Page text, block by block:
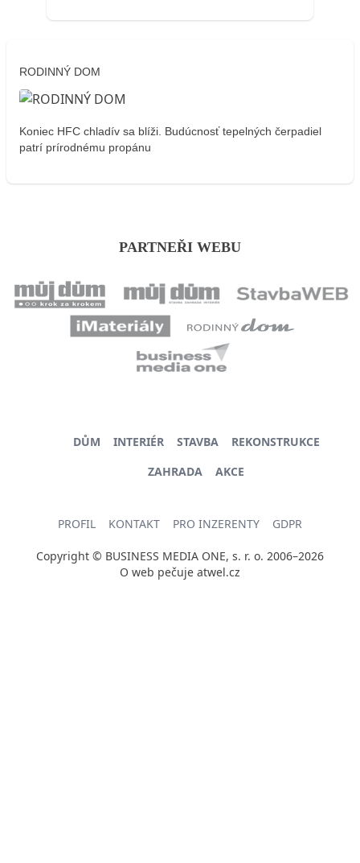
RODINNÝ DOM
Koniec HFC chladív sa blíži. Budúcnosť tepelných čerpadiel
patrí prírodnému propánu
PARTNEŘI WEBU
DŮM INTERIÉR STAVBA
REKONSTRUKCE
ZAHRADA
AKCE
PROFIL KONTAKT PRO INZERENTY GDPR
Copyright © BUSINESS MEDIA ONE, s. r. o. 2006–2026